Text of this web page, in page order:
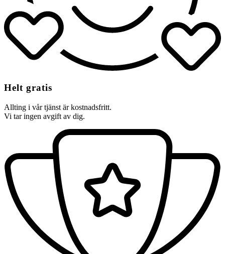
Helt gratis
Allting i vår tjänst är kostnadsfritt.
Vi tar ingen avgift av dig.